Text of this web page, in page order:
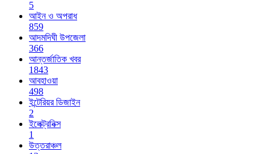
5
আইন ও অপরাধ
859
আদমদিঘী উপজেলা
366
আন্তর্জাতিক খবর
1843
আবহাওয়া
498
ইন্টেরিয়র ডিজাইন
2
ইলেক্ট্রনিক্স
1
উত্তরাঞ্চল